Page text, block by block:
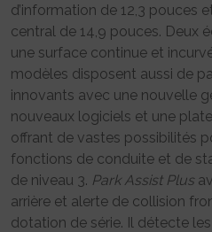
d’information de 12,3 pouces
central de 14,9 pouces. Deux
une surface continue et
modèles disposent aussi de
innovants avec une nouvelle
nouveaux logiciels et une
offrant de vastes possibilités
fonctions de conduite et de
de niveau 3. Park Assist Plus
arrière et alerte de collision
dotation de série. Il détecte